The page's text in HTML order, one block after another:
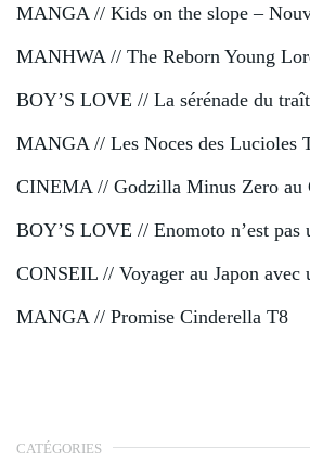
MANGA // Kids on the slope –
MANHWA // The Reborn Young
BOY’S LOVE // La sérénade du
MANGA // Les Noces des Lucioles
CINEMA // Godzilla Minus Zero au
BOY’S LOVE // Enomoto n’est pas
CONSEIL // Voyager au Japon avec
MANGA // Promise Cinderella T8
CATÉGORIES